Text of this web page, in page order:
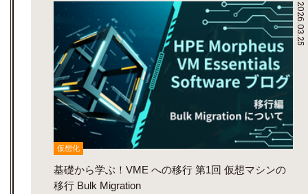
2026.03.25
仮想化
基礎から学ぶ！VME への移行 第1回 仮想マシンの
移行 Bulk Migration